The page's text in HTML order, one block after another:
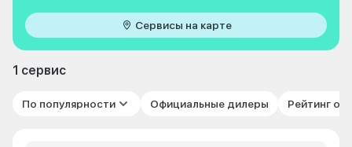
Сервисы на карте
1 сервис
По популярности Официальные дилеры Рейтинг